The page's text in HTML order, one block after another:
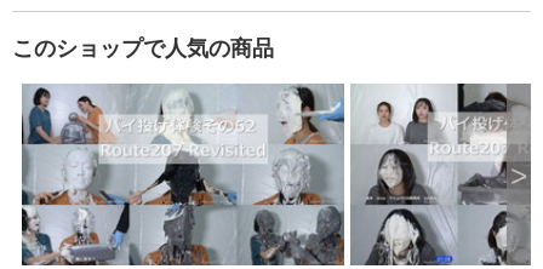
このショップで人気の商品
>